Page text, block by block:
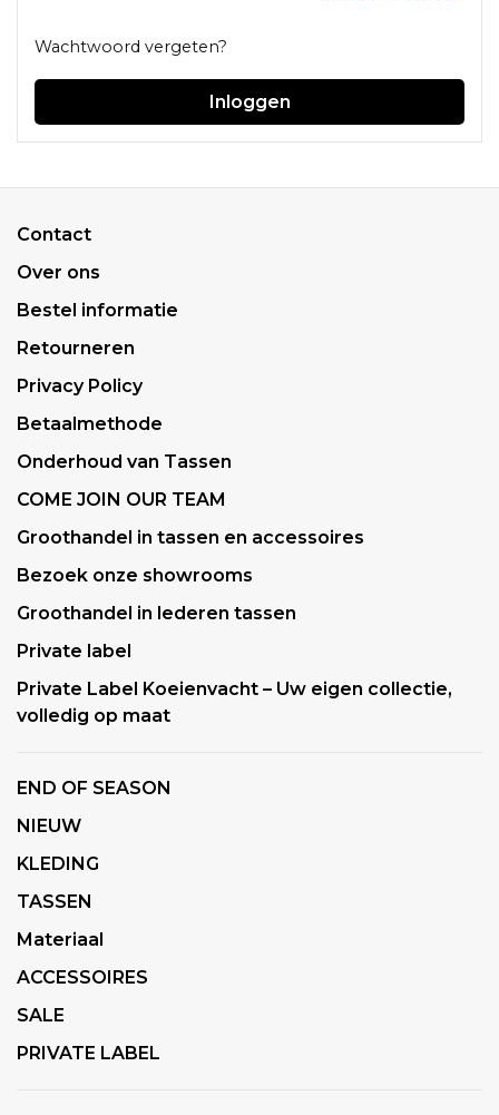
Wachtwoord vergeten?
Inloggen
Contact
Over ons
Bestel informatie
Retourneren
Privacy Policy
Betaalmethode
Onderhoud van Tassen
COME JOIN OUR TEAM
Groothandel in tassen en accessoires
Bezoek onze showrooms
Groothandel in lederen tassen
Private label
Private Label Koeienvacht – Uw eigen collectie,
volledig op maat
END OF SEASON
NIEUW
KLEDING
TASSEN
Materiaal
ACCESSOIRES
SALE
PRIVATE LABEL